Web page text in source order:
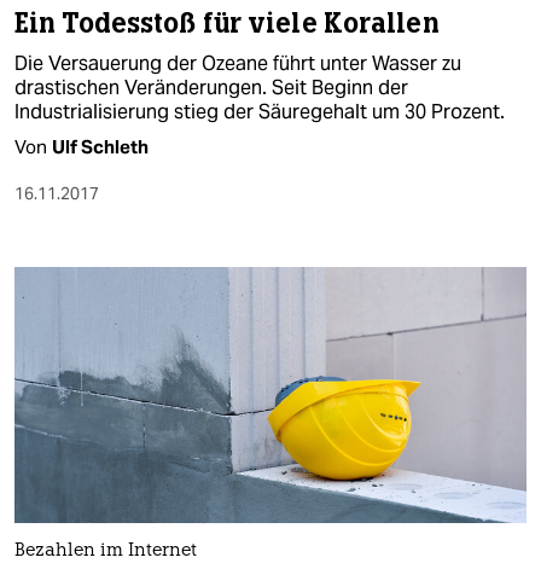
Ein Todesstoß für viele Korallen
Die Versauerung der Ozeane führt unter Wasser zu
drastischen Veränderungen. Seit Beginn der
Industrialisierung stieg der Säuregehalt um 30 Prozent.
Von Ulf Schleth
16.11.2017
Bezahlen im Internet